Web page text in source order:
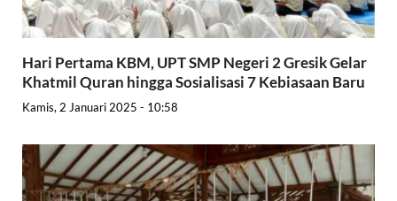
Hari Pertama KBM, UPT SMP Negeri 2 Gresik Gelar
Khatmil Quran hingga Sosialisasi 7 Kebiasaan Baru
Kamis, 2 Januari 2025 - 10:58